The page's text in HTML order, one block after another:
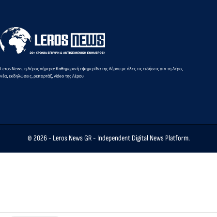
Leros News, η Λέρος σήμερα: Καθημερινή εφημερίδα της Λέρου με όλες τις ειδήσεις για τη Λέρο,
νέα, εκδηλώσεις, ρεπορτάζ, video της Λέρου
© 2026 - Leros News GR- Independent Digital News Platform.